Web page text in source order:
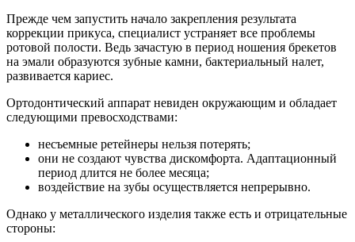
Прежде чем запустить начало закрепления результата
коррекции прикуса, специалист устраняет все проблемы
ротовой полости. Ведь зачастую в период ношения брекетов
на эмали образуются зубные камни, бактериальный налет,
развивается кариес.
Ортодонтический аппарат невиден окружающим и обладает
следующими превосходствами:
несъемные ретейнеры нельзя потерять;
они не создают чувства дискомфорта. Адаптационный
период длится не более месяца;
воздействие на зубы осуществляется непрерывно.
Однако у металлического изделия также есть и отрицательные
стороны: